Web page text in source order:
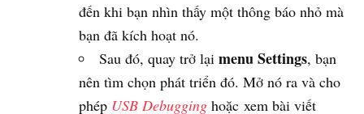
đến khi bạn nhìn thấy một thông báo nhỏ mà
bạn đã kích hoạt nó.
Sau đó, quay trở lại menu Settings, bạn
nên tìm chọn phát triển đó. Mở nó ra và cho
phép USB Debugging hoặc xem bài viết